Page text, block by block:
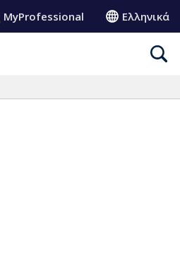
MyProfessional Ελληνικά